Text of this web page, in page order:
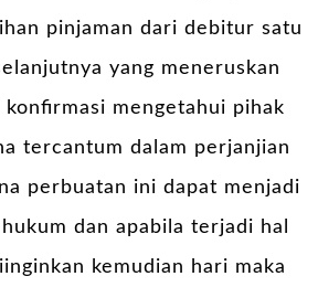
pinjaman dari debitur satu
yang meneruskan
mengetahui pihak
tercantum dalam perjanjian
perbuatan ini dapat menjadi
dan apabila terjadi hal
kemudian hari maka